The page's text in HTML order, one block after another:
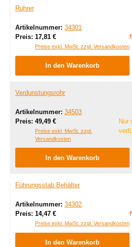
Rührer
Artikelnummer: 34301
Preis: Regulärer Preis:
17,81 €
Preise exkl. MwSt. zzgl. Versandkosten
In den Warenkorb
Verdunstungsrohr
Artikelnummer: 34503
Preis: Regulärer Preis:
49,49 €
Preise exkl. MwSt. zzgl.
Versandkosten
Nur
In den Warenkorb
Führungsstab Behälter
Artikelnummer: 34302
Preis: Regulärer Preis:
14,47 €
Preise exkl. MwSt. zzgl. Versandkosten
In den Warenkorb